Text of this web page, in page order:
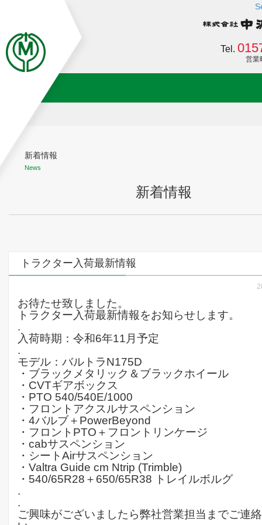
Tel.
営業
新着情報
News
新着情報
トラクター入荷最新情報
お待たせ致しました。
トラクター入荷最新情報をお知らせします。
.
入荷時期：令和6年11月予定
.
モデル：バルトラN175D
・ブラックメタリック＆ブラックホイール
・CVTギアボックス
・PTO 540/540E/1000
・フロントアクスルサスペンション
・4バルブ＋PowerBeyond
・フロントPTO＋フロントリンケージ
・cabサスペンション
・シートAirサスペンション
・Valtra Guide cm Ntrip (Trimble)
・540/65R28＋650/65R38 トレイルボルグ
.
.
ご興味がございましたら弊社営業担当までご連